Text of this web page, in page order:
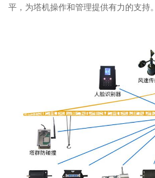
平，为塔机操作和管理提供有力的支持。